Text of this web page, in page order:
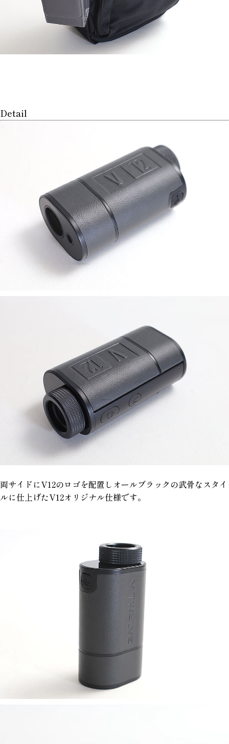
Detail
両サイドにV12のロゴを配置しオールブラックの武骨なスタイ
ルに仕上げたV12オリジナル仕様です。